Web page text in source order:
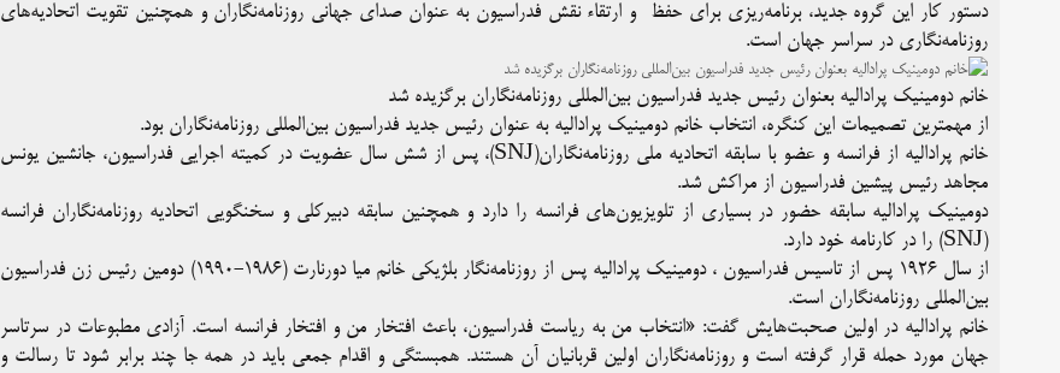
دستور کار‌ این گروه جدید، برنامه‌ریزی برای حفظ
و ارتقاء نقش فدراسیون به عنوان صدای جهانی روزنامه‌نگاران و همچنین تقویت اتحادیه‌های
روزنامه‌نگاری در سراسر جهان است.
خانم دومینیک پرادالیه بعنوان رئیس جدید فدراسیون بین‌المللی روزنامه‌نگاران برگزیده شد
از مهمترین تصمیمات این کنگره، انتخاب خانم دومینیک پرادالیه به عنوان رئیس جدید فدراسیون بین‌المللی روزنامه‌نگاران بود.
خانم پرادالیه از فرانسه و عضو با سابقه اتحادیه ملی روزنامه‌نگاران(SNJ)، پس از شش سال عضویت در کمیته اجرایی فدراسیون، جانشین یونس
مجاهد رئیس پیشین فدراسیون از مراکش شد.
دومینیک پرادالیه سابقه حضور در بسیاری از تلویزیون‌های فرانسه را دارد و همچنین سابقه دبیرکلی و سخنگویی اتحادیه روزنامه‌نگاران فرانسه
(SNJ) را در کارنامه خود دارد.
از سال ۱۹۲۶ پس از تاسیس فدراسیون ، دومینیک پرادالیه پس از روزنامه‌نگار بلژیکی خانم میا دورنارت (۱۹۸۶-۱۹۹۰) دومین رئیس زن فدراسیون
بین‌المللی روزنامه‌نگاران است.
خانم پرادالیه در اولین صحبت‌هایش گفت: «انتخاب من به ریاست فدراسیون، باعث افتخار من و افتخار فرانسه است. آزادی مطبوعات در سرتاسر
جهان مورد حمله قرار گرفته است و روزنامه‌نگاران اولین قربانیان آن هستند. همبستگی و اقدام جمعی باید در همه جا چند برابر شود تا رسالت و